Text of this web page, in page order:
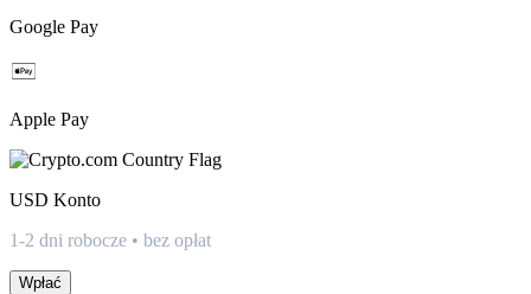
Google Pay
Apple Pay
USD Konto
1-2 dni robocze • bez opłat
Wpłać